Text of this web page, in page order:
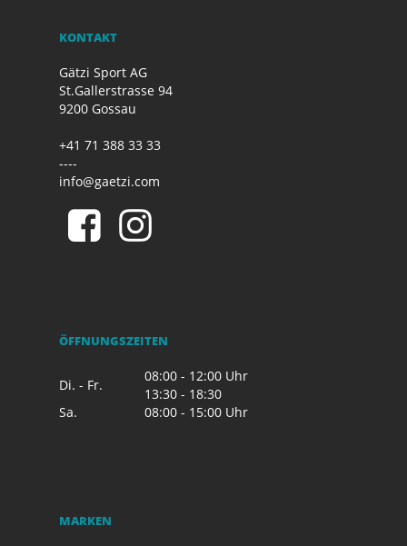
KONTAKT
Gätzi Sport AG
St.Gallerstrasse 94
9200 Gossau
+41 71 388 33 33
----
info@gaetzi.com
ÖFFNUNGSZEITEN
Di. - Fr.
08:00 - 12:00 Uhr
13:30 - 18:30
Sa.
08:00 - 15:00 Uhr
MARKEN